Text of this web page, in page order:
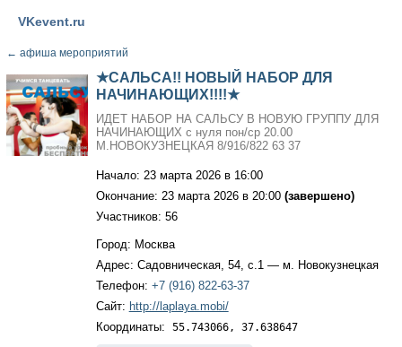
VKevent.ru
← афиша мероприятий
★САЛЬСА!! НОВЫЙ НАБОР ДЛЯ
НАЧИНАЮЩИХ!!!!★
ИДЕТ НАБОР НА САЛЬСУ В НОВУЮ ГРУППУ ДЛЯ
НАЧИНАЮЩИХ с нуля пон/ср 20.00
М.НОВОКУЗНЕЦКАЯ 8/916/822 63 37
Начало: 23 марта 2026 в 16:00
Окончание: 23 марта 2026 в 20:00 (завершено)
Участников: 56
Город: Москва
Адрес: Садовническая, 54, с.1 — м. Новокузнецкая
Телефон: +7 (916) 822-63-37
Сайт: http://laplaya.mobi/
Координаты: 55.743066, 37.638647